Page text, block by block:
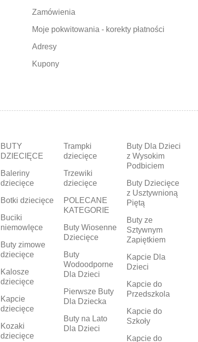
Zamówienia
Moje pokwitowania - korekty płatności
Adresy
Kupony
BUTY
DZIECIĘCE
Baleriny
dziecięce
Botki dziecięce
Buciki
niemowlęce
Buty zimowe
dziecięce
Kalosze
dziecięce
Kapcie
dziecięce
Kozaki
dziecięce
Trampki
dziecięce
Trzewiki
dziecięce
POLECANE
KATEGORIE
Buty Wiosenne
Dziecięce
Buty
Wodoodporne
Dla Dzieci
Pierwsze Buty
Dla Dziecka
Buty na Lato
Dla Dzieci
Buty Dla Dzieci
z Wysokim
Podbiciem
Buty Dziecięce
z Usztywnioną
Piętą
Buty ze
Sztywnym
Zapiętkiem
Kapcie Dla
Dzieci
Kapcie do
Przedszkola
Kapcie do
Szkoły
Kapcie do